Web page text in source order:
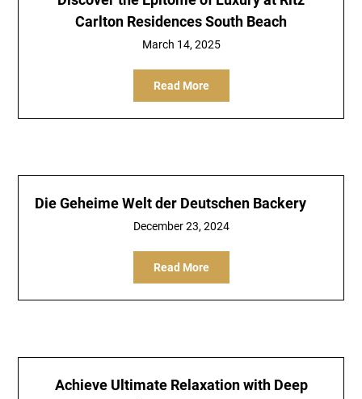
Carlton Residences South Beach
March 14, 2025
Read More
Die Geheime Welt der Deutschen Backery
December 23, 2024
Read More
Achieve Ultimate Relaxation with Deep